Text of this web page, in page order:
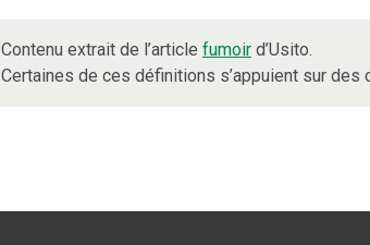
Contenu extrait de l’article fumoir d’Usito.
Certaines de ces définitions s’appuient sur des